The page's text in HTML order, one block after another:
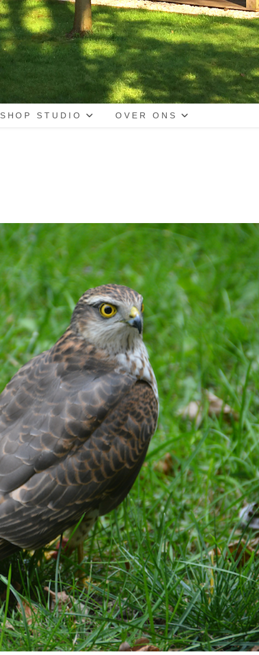
STUDIO OVER ONS